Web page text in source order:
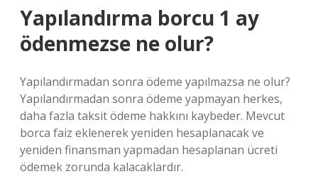
Yapılandırma borcu 1 ay
ödenmezse ne olur?
Yapılandırmadan sonra ödeme yapılmazsa ne olur?
Yapılandırmadan sonra ödeme yapmayan herkes,
daha fazla taksit ödeme hakkını kaybeder. Mevcut
borca ​​faiz eklenerek yeniden hesaplanacak ve
yeniden finansman yapmadan hesaplanan ücreti
ödemek zorunda kalacaklardır.